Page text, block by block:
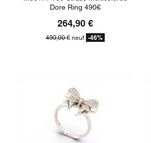
Dore Ring 490€
264,90 €
490,00 € neuf -46%